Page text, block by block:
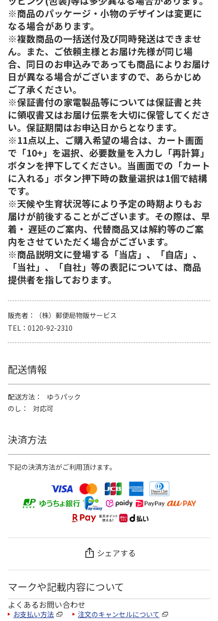
※商品のパッケージ・小物のデザインは変更に
なる場合があります。
※複数商品の一括送付及び同時発送はできませ
ん。また、ご依頼主様とお届け先様が同じ場
合、同日のお申込みであっても商品によりお届け
日が異なる場合がございますので、あらかじめ
ご了承ください。
※保証書付の家電製品等については保証書と共
に領収書又はお届け伝票を大切に保管してくださ
い。保証期間はお申込日からとなります。
※11点以上、ご購入希望の場合は、カート画面
で「10+」を選択、必要数量を入力し「再計算」
ボタンを押下してください。当画面での「カート
に入れる」ボタン押下時の数量選択は1個で結構
です。
※天候や生育状況等により予定の時期よりもお
届けが前後することがございます。その際は、早
着・ 遅延のご案内、代替商品又は解約等のご案
内をさせていただく場合がございます。
※商品説明文に登場する「当店」、「自店」、
「当社」、「自社」等の表記については、商品
提供者を指しております。
販売者
（株）郵便局物販サービス
TEL
0120-92-2310
配送情報
配送方法
ゆうパック
のし
対応可
決済方法
下記の決済方法がご利用頂けます。
シェアする
マークや記載内容について
よくあるお問い合わせ
お支払い方法 注文のキャンセルについて